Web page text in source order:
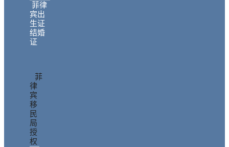
菲律
宾出
生证
结婚
证
菲
律
宾
移
民
局
授
权